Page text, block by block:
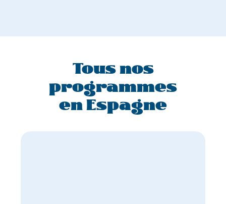
Tous nos
programmes
en Espagne